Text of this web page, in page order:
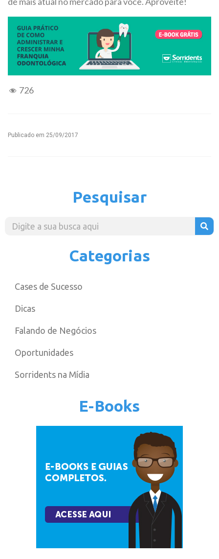
726
Publicado em 25/09/2017
Pesquisar
Categorias
Cases de Sucesso
Dicas
Falando de Negócios
Oportunidades
Sorridents na Mídia
E-Books